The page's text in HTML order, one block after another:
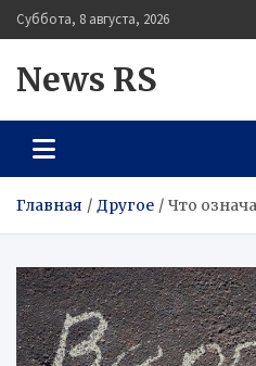
Перейти
к
Суббота, 8 августа, 2026
News RS
Главная Другое Что